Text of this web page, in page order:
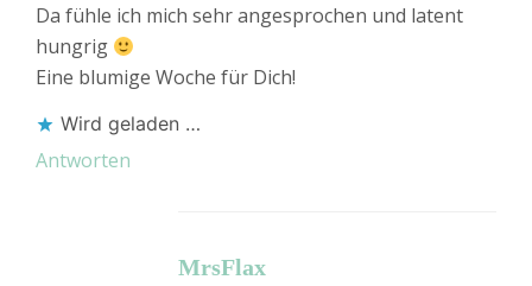
Da fühle ich mich sehr angesprochen und latent
hungrig
Eine blumige Woche für Dich!
Wird geladen …
Antworten
MrsFlax